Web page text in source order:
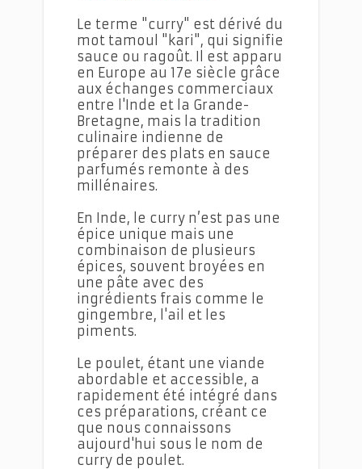
Le terme "curry" est dérivé du
mot tamoul "kari", qui signifie
sauce ou ragoût. Il est apparu
en Europe au 17e siècle grâce
aux échanges commerciaux
entre l'Inde et la Grande-
Bretagne, mais la tradition
culinaire indienne de
préparer des plats en sauce
parfumés remonte à des
millénaires.
En Inde, le curry n’est pas une
épice unique mais une
combinaison de plusieurs
épices, souvent broyées en
une pâte avec des
ingrédients frais comme le
gingembre, l'ail et les
piments.
Le poulet, étant une viande
abordable et accessible, a
rapidement été intégré dans
ces préparations, créant ce
que nous connaissons
aujourd'hui sous le nom de
curry de poulet.